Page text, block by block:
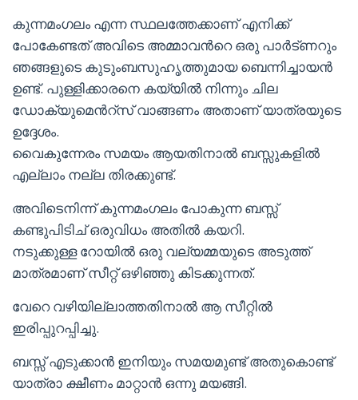
കുന്നമംഗലം എന്ന സ്ഥലത്തേക്കാണ് എനിക്ക്
പോകേണ്ടത് അവിടെ അമ്മാവൻറെ ഒരു പാർട്ണറും
ഞങ്ങളുടെ കുടുംബസുഹൃത്തുമായ ബെന്നിച്ചായൻ
ഉണ്ട്. പുള്ളിക്കാരനെ കയ്യിൽ നിന്നും ചില
ഡോക്യുമെൻറ്സ് വാങ്ങണം അതാണ് യാത്രയുടെ
ഉദ്ദേശം.
വൈകുന്നേരം സമയം ആയതിനാൽ ബസ്സുകളിൽ
എല്ലാം നല്ല തിരക്കുണ്ട്.
അവിടെനിന്ന് കുന്നമംഗലം പോകുന്ന ബസ്സ്
കണ്ടുപിടിച് ഒരുവിധം അതിൽ കയറി.
നടുക്കുള്ള റോയിൽ ഒരു വല്യമ്മയുടെ അടുത്ത്
മാത്രമാണ് സീറ്റ് ഒഴിഞ്ഞു കിടക്കുന്നത്.
വേറെ വഴിയില്ലാത്തതിനാൽ ആ സീറ്റിൽ
ഇരിപ്പുറപ്പിച്ചു.
ബസ്സ് എടുക്കാൻ ഇനിയും സമയമുണ്ട് അതുകൊണ്ട്
യാത്രാ ക്ഷീണം മാറ്റാൻ ഒന്നു മയങ്ങി.